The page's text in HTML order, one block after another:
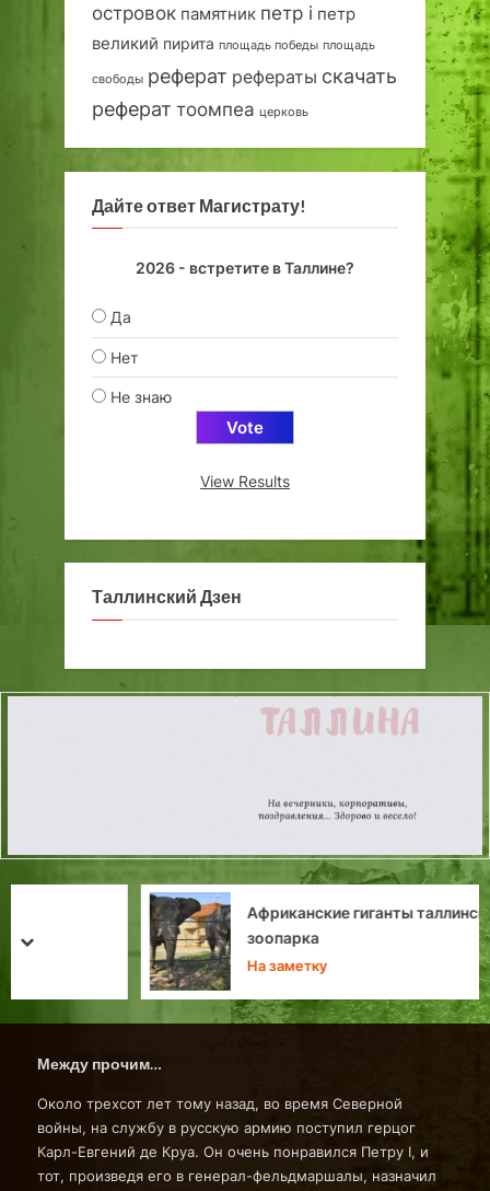
островок памятник петр i петр
великий пирита площадь победы площадь
свободы реферат рефераты скачать
реферат тоомпеа церковь
Дайте ответ Магистрату!
2026 - встретите в Таллине?
Да
Нет
Не знаю
View Results
Таллинский Дзен
Африканские гиганты таллинского
зоопарка
На заметку
prev
next
Между прочим…
Около трехсот лет тому назад, во время Северной
войны, на службу в русскую армию поступил герцог
Карл-Евгений де Круа. Он очень понравился Петру I, и
тот, произведя его в генерал-фельдмаршалы, назначил